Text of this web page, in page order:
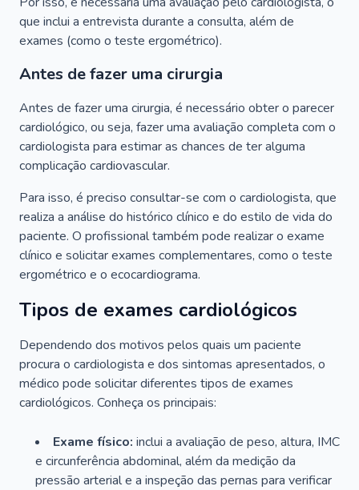
que inclui a entrevista durante a consulta, além de
exames (como o teste ergométrico).
Antes de fazer uma cirurgia
Antes de fazer uma cirurgia, é necessário obter o parecer
cardiológico, ou seja, fazer uma avaliação completa com o
cardiologista para estimar as chances de ter alguma
complicação cardiovascular.
Para isso, é preciso consultar-se com o cardiologista, que
realiza a análise do histórico clínico e do estilo de vida do
paciente. O profissional também pode realizar o exame
clínico e solicitar exames complementares, como o teste
ergométrico e o ecocardiograma.
Tipos de exames cardiológicos
Dependendo dos motivos pelos quais um paciente
procura o cardiologista e dos sintomas apresentados, o
médico pode solicitar diferentes tipos de exames
cardiológicos. Conheça os principais:
Exame físico: inclui a avaliação de peso, altura, IMC
e circunferência abdominal, além da medição da
pressão arterial e a inspeção das pernas para verificar